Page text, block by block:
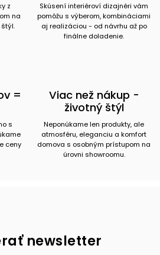
z
na
Skúsení interiéroví dizajnéri vám
pomôžu s výberom, kombináciami
aj realizáciou - od návrhu až po
finálne doladenie.
=
s
ceny
Viac než nákup -
životný štýl
Neponúkame len produkty, ale
atmosféru, eleganciu a komfort
domova s osobným prístupom na
úrovni showroomu.
newsletter